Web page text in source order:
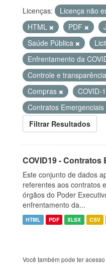
Licenças: Licença não
HTML
PDF
Saúde Pública
Enfrentamento da
Controle e transparência
Compras
COVID-
Contratos Emergenciais
Filtrar Resultados
COVID19 - Contratos
Este conjunto de dados
referentes aos contratos
órgãos do Poder
enfrentamento da...
HTML PDF XLSX CSV
Você também pode ter